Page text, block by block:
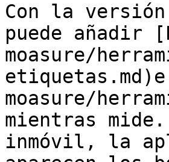
Con la
puede añadir
moasure/
moasure/
mientras
inmóvil, la